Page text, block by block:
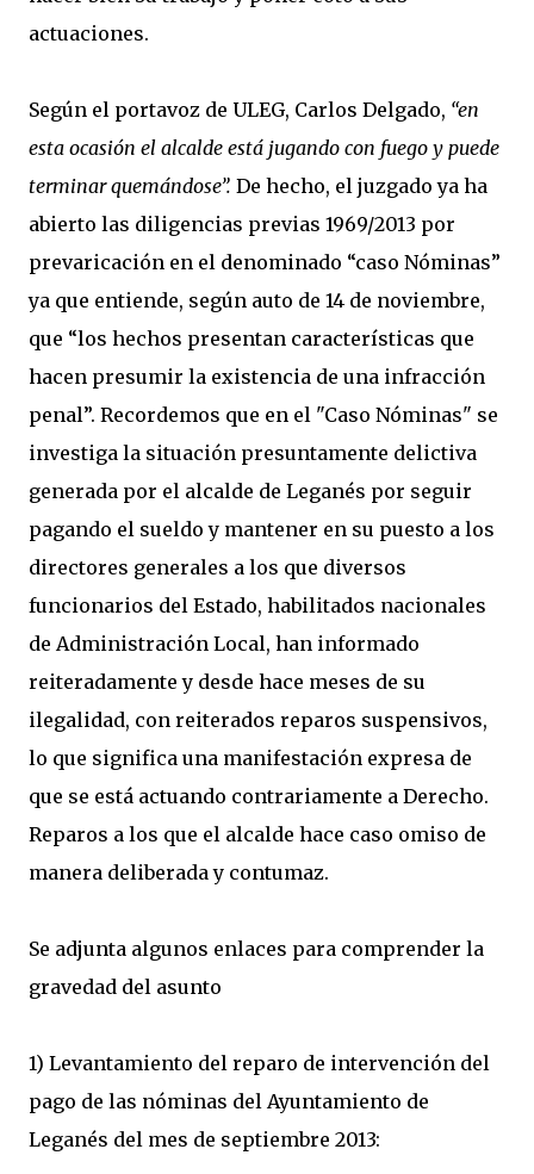
actuaciones.
Según el portavoz de ULEG, Carlos Delgado, “en
esta ocasión el alcalde está jugando con fuego y puede
terminar quemándose”. De hecho, el juzgado ya ha
abierto las diligencias previas 1969/2013 por
prevaricación en el denominado “caso Nóminas”
ya que entiende, según auto de 14 de noviembre,
que “los hechos presentan características que
hacen presumir la existencia de una infracción
penal”. Recordemos que en el "Caso Nóminas" se
investiga la situación presuntamente delictiva
generada por el alcalde de Leganés por seguir
pagando el sueldo y mantener en su puesto a los
directores generales a los que diversos
funcionarios del Estado, habilitados nacionales
de Administración Local, han informado
reiteradamente y desde hace meses de su
ilegalidad, con reiterados reparos suspensivos,
lo que significa una manifestación expresa de
que se está actuando contrariamente a Derecho.
Reparos a los que el alcalde hace caso omiso de
manera deliberada y contumaz.
Se adjunta algunos enlaces para comprender la
gravedad del asunto
1) Levantamiento del reparo de intervención del
pago de las nóminas del Ayuntamiento de
Leganés del mes de septiembre 2013: